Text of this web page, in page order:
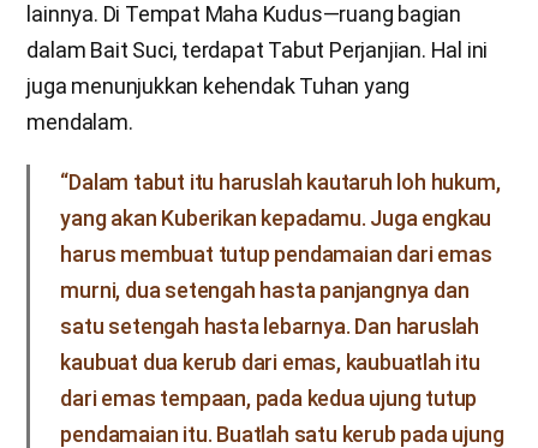
lainnya. Di Tempat Maha Kudus—ruang bagian
dalam Bait Suci, terdapat Tabut Perjanjian. Hal ini
juga menunjukkan kehendak Tuhan yang
mendalam.
“Dalam tabut itu haruslah kautaruh loh hukum,
yang akan Kuberikan kepadamu. Juga engkau
harus membuat tutup pendamaian dari emas
murni, dua setengah hasta panjangnya dan
satu setengah hasta lebarnya. Dan haruslah
kaubuat dua kerub dari emas, kaubuatlah itu
dari emas tempaan, pada kedua ujung tutup
pendamaian itu. Buatlah satu kerub pada ujung